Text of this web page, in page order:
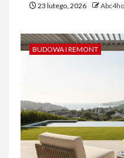
23 lutego, 2026
BUDOWA I REMONT